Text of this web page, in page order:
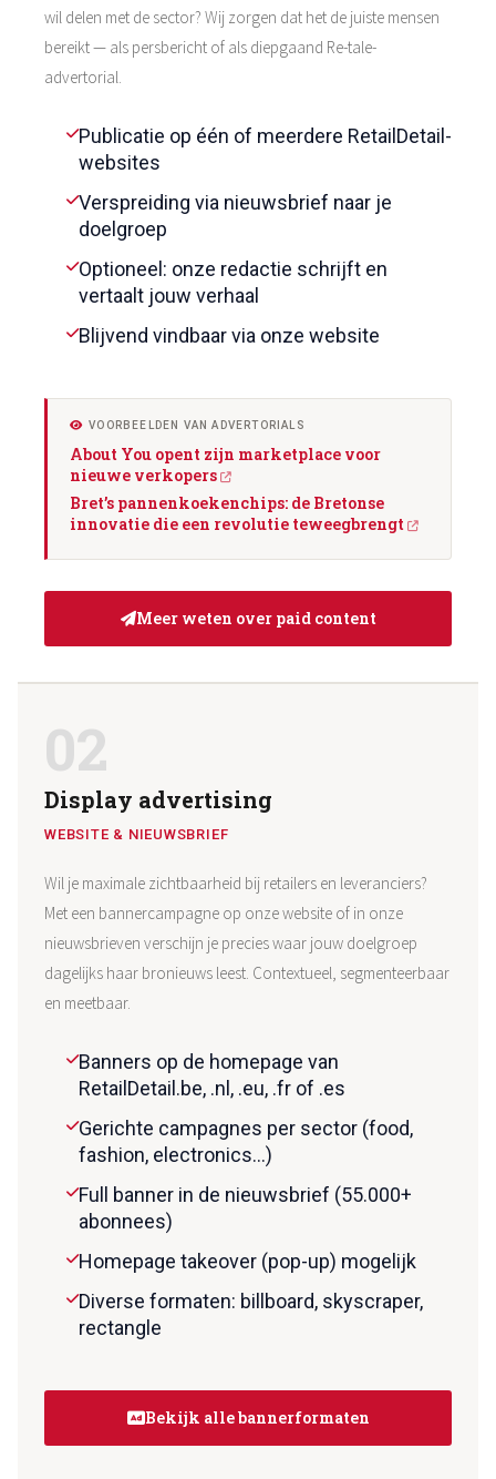
wil delen met de sector? Wij zorgen dat het de juiste mensen
bereikt — als persbericht of als diepgaand Re-tale-
advertorial.
Publicatie op één of meerdere RetailDetail-
websites
Verspreiding via nieuwsbrief naar je
doelgroep
Optioneel: onze redactie schrijft en
vertaalt jouw verhaal
Blijvend vindbaar via onze website
VOORBEELDEN VAN ADVERTORIALS
About You opent zijn marketplace voor
nieuwe verkopers
Bret’s pannenkoekenchips: de Bretonse
innovatie die een revolutie teweegbrengt
Meer weten over paid content
02
Display advertising
WEBSITE & NIEUWSBRIEF
Wil je maximale zichtbaarheid bij retailers en leveranciers?
Met een bannercampagne op onze website of in onze
nieuwsbrieven verschijn je precies waar jouw doelgroep
dagelijks haar bronieuws leest. Contextueel, segmenteerbaar
en meetbaar.
Banners op de homepage van
RetailDetail.be, .nl, .eu, .fr of .es
Gerichte campagnes per sector (food,
fashion, electronics…)
Full banner in de nieuwsbrief (55.000+
abonnees)
Homepage takeover (pop-up) mogelijk
Diverse formaten: billboard, skyscraper,
rectangle
Bekijk alle bannerformaten